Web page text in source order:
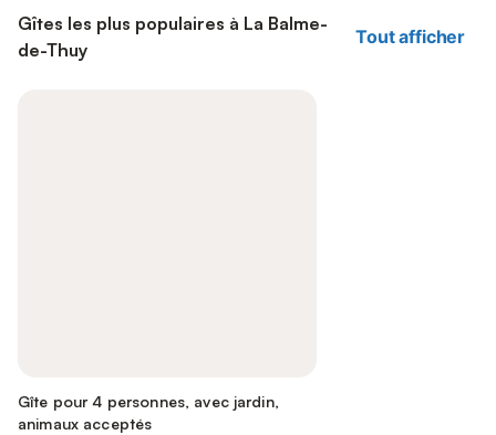
Gîtes les plus populaires à La Balme-
de-Thuy
Tout afficher
Gîte pour 4 personnes, avec jardin,
animaux acceptés